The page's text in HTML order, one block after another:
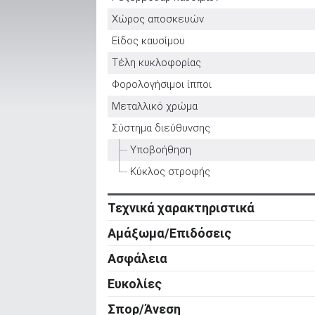
Μεταχειρισμένα
ΑΝΑΖΗΤΗΣΗ
Επιχειρήσεις
Χώρος αποσκευών
Είδος καυσίμου
Τέλη κυκλοφορίας
Φορολογήσιμοι ίπποι
Μεταλλικό χρώμα
Σύστημα διεύθυνσης
Υποβοήθηση
Κύκλος στροφής
Τεχνικά χαρακτηριστικά
Κινητήρας
Κύλινδροι
Βαλβίδες
Κυβισμός
Ισχύς
Αμάξωμα/Επιδόσεις
Αμάξωμα
Τύπος
Αριθμός θυρών
Μήκος
Ασφάλεια
Ενεργητική ασφάλεια
ABS
Σύστημα υποβοήθησης πέδησης (Brake
Ευκολίες
Ρυθμιζόμενο τιμόνι σε ύψος
Σπορ/Άνεση